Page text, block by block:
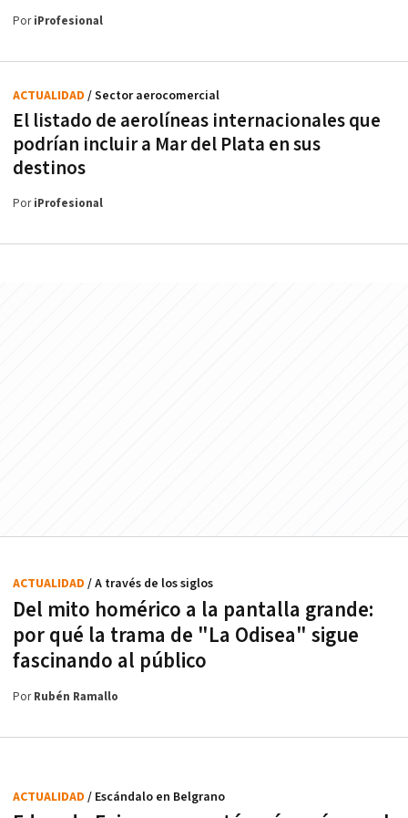
PoriProfesional
El listado de aerolíneas internacionales que
podrían incluir a Mar del Plata en sus
destinos
ACTUALIDAD / Sector aerocomercial
PoriProfesional
Del mito homérico a la pantalla grande:
por qué la trama de "La Odisea" sigue
fascinando al público
ACTUALIDAD / A través de los siglos
PorRubén Ramallo
ACTUALIDAD / Escándalo en Belgrano